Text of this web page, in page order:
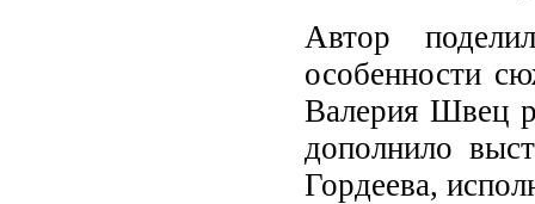
Автор
особенности
Валерия Швец
дополнило
Гордеева,